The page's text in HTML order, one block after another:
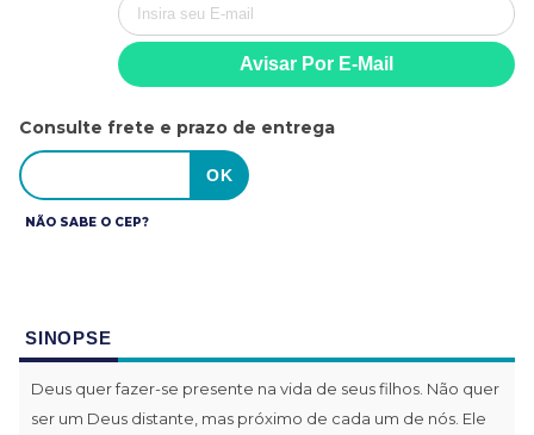
Consulte frete e prazo de entrega
NÃO SABE O CEP?
SINOPSE
Deus quer fazer-se presente na vida de seus filhos. Não quer
ser um Deus distante, mas próximo de cada um de nós. Ele